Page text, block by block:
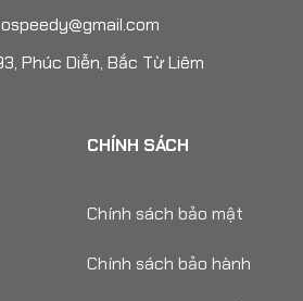
Phúc Diễn, Bắc Từ Liêm
CHÍNH SÁCH
Chính sách bảo mật
Chính sách bảo hành